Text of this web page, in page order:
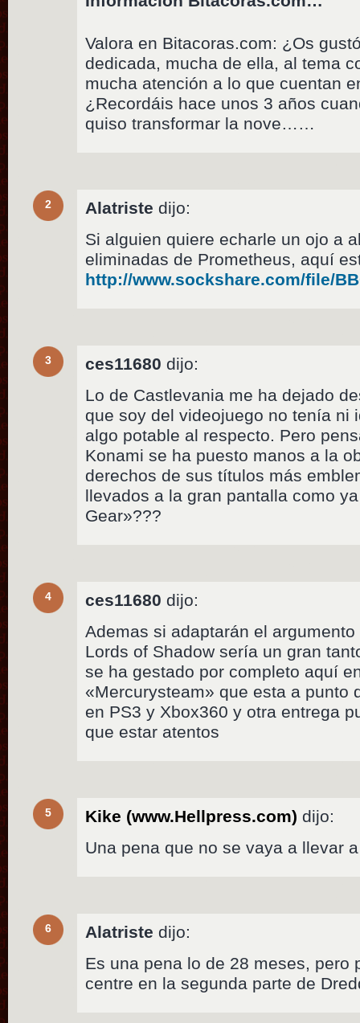
Valora en Bitacoras.com: ¿Os
dedicada, mucha de ella, al tema
mucha atención a lo que cuentan
¿Recordáis hace unos 3 años
quiso transformar la nove……
2 Alatriste dijo:
Si alguien quiere echarle un ojo a
eliminadas de Prometheus, aquí
http://www.sockshare.com/file/
3 ces11680 dijo:
Lo de Castlevania me ha dejado
que soy del videojuego no tenía ni
algo potable al respecto. Pero
Konami se ha puesto manos a la
derechos de sus títulos más
llevados a la gran pantalla como
Gear»???
4 ces11680 dijo:
Ademas si adaptarán el
Lords of Shadow sería un gran
se ha gestado por completo aquí
«Mercurysteam» que esta a punto
en PS3 y Xbox360 y otra entrega
que estar atentos
5 Kike (www.Hellpress.com) dijo:
Una pena que no se vaya a llevar
6 Alatriste dijo:
Es una pena lo de 28 meses, pero
centre en la segunda parte de